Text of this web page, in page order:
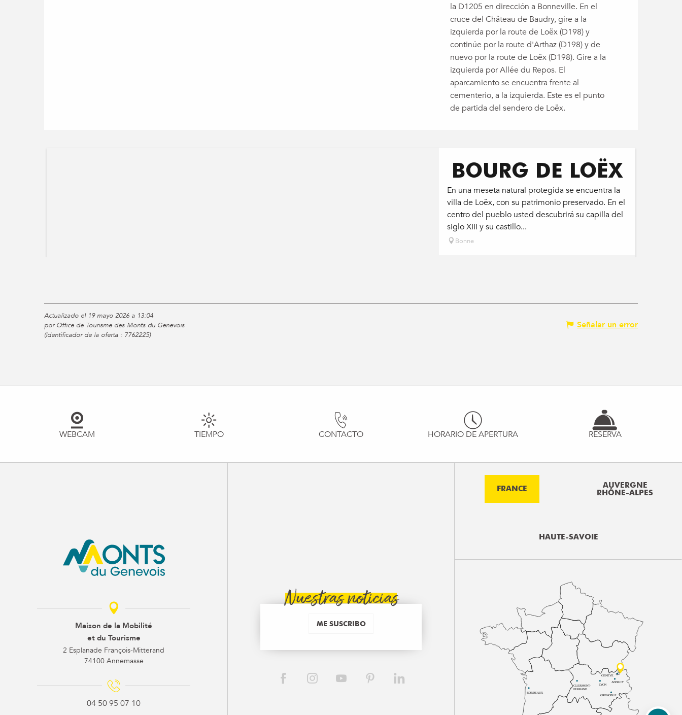
la D1205 en dirección a Bonneville. En el
cruce del Château de Baudry, gire a la
izquierda por la route de Loëx (D198) y
continúe por la route d'Arthaz (D198) y de
nuevo por la route de Loëx (D198). Gire a la
izquierda por Allée du Repos. El
aparcamiento se encuentra frente al
cementerio, a la izquierda. Este es el punto
de partida del sendero de Loëx.
BOURG DE LOËX
En una meseta natural protegida se encuentra la
villa de Loëx, con su patrimonio preservado. En el
centro del pueblo usted descubrirá su capilla del
siglo XIII y su castillo...
Bonne
Actualizado el 19 mayo 2026 a 13:04
por Office de Tourisme des Monts du Genevois
(Identificador de la oferta : 7762225)
Señalar un error
WEBCAM TIEMPO CONTACTO HORARIO DE APERTURA RESERVA
Maison de la Mobilité
et du Tourisme
2 Esplanade François-Mitterand
74100 Annemasse
04 50 95 07 10
Nuestras noticias
ME SUSCRIBO
FRANCE
AUVERGNE
RHÔNE-ALPES
HAUTE-SAVOIE
BORDEAUX
CLERMONT-
FERRAND
LYON
ANNECY
GRENOBLE
GENÈVE